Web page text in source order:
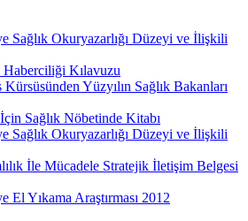
Sağlık Okuryazarlığı Düzeyi ve İlişkili
Haberciliği Kılavuzu
Yüzyılın Sağlık Bakanları
Sağlık Nöbetinde Kitabı
Sağlık Okuryazarlığı Düzeyi ve İlişkili
İle Mücadele Stratejik İletişim Belgesi
El Yıkama Araştırması 2012